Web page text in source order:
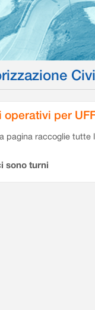
operativi per
pagina raccoglie tutte
sono turni